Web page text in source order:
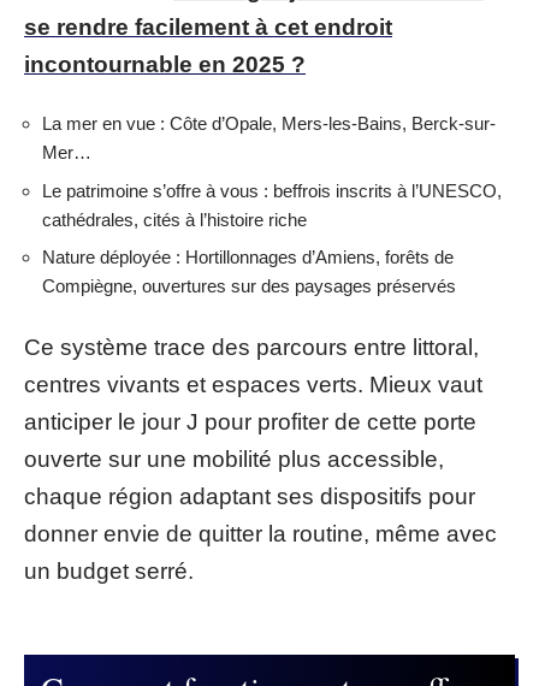
se rendre facilement à cet endroit
incontournable en 2025 ?
La mer en vue : Côte d’Opale, Mers-les-Bains, Berck-sur-
Mer…
Le patrimoine s’offre à vous : beffrois inscrits à l’UNESCO,
cathédrales, cités à l’histoire riche
Nature déployée : Hortillonnages d’Amiens, forêts de
Compiègne, ouvertures sur des paysages préservés
Ce système trace des parcours entre littoral,
centres vivants et espaces verts. Mieux vaut
anticiper le jour J pour profiter de cette porte
ouverte sur une mobilité plus accessible,
chaque région adaptant ses dispositifs pour
donner envie de quitter la routine, même avec
un budget serré.